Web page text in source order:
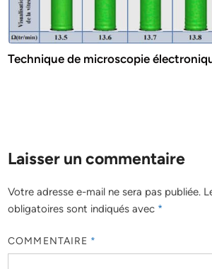
Technique de microscopie
Laisser un commentaire
Votre adresse e-mail ne sera pas publiée.
obligatoires sont indiqués avec *
COMMENTAIRE *